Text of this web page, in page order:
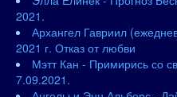
2021.
Архангел Гавриил
2021 г. Отказ от любви
Мэтт Кан - Примирись со
7.09.2021.